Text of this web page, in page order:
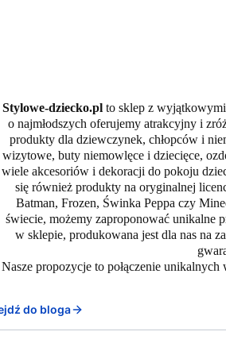
Stylowe-dziecko.plto sklep z wyjątkowymi
o najmłodszych oferujemy atrakcyjny i
produkty dla dziewczynek, chłopców i
wizytowe, buty niemowlęce i dziecięce,
wiele akcesoriów i dekoracji do pokoju
się również produkty na oryginalnej
Batman, Frozen, Świnka Peppa czy
świecie, możemy zaproponować unikalne
w sklepie, produkowana jest dla nas na
Nasze propozycje to połączenie
do bloga